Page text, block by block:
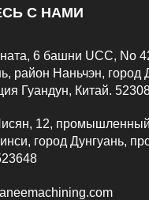
С НАМИ
6 башни UCC, No
район Наньчэн, город
Гуандун, Китай.
12,
город Дунгуань,